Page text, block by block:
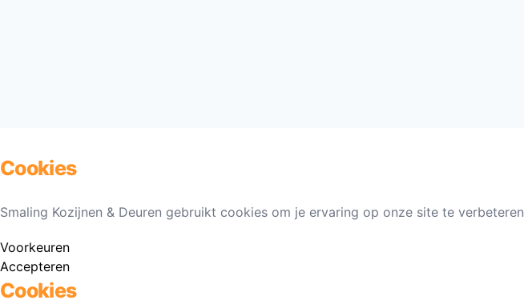
Cookies
Smaling Kozijnen & Deuren gebruikt cookies om je ervaring op onze site te verbeteren
Voorkeuren
Accepteren
Cookies